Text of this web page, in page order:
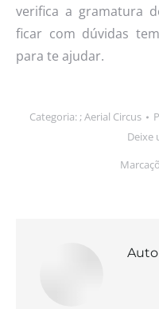
verifica a gramatura
ficar com dúvidas
para te ajudar.
Categoria: ;Aerial Circus
Deixe